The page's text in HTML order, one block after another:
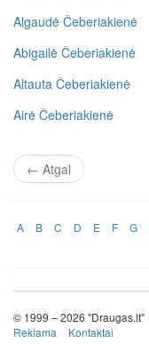
Algaudė Čeberiakienė
Abigailė Čeberiakienė
Altauta Čeberiakienė
Airė Čeberiakienė
← Atgal
A B C D E F G
© 1999 – 2026 "Draugas.lt"
Reklama
Kontaktai